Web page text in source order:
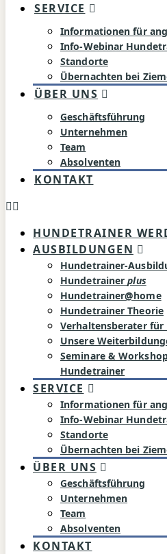
SERVICE
Informationen für
Info-Webinar
Standorte
Übernachten bei
ÜBER UNS
Geschäftsführung
Unternehmen
Team
Absolventen
KONTAKT
HUNDETRAINER
AUSBILDUNGEN
Hundetrainer-
Hundetrainerplus
Hundetrainer@home
Hundetrainer Theorie
Verhaltensberater für
Unsere
Seminare &
Hundetrainer
SERVICE
Informationen für
Info-Webinar
Standorte
Übernachten bei
ÜBER UNS
Geschäftsführung
Unternehmen
Team
Absolventen
KONTAKT